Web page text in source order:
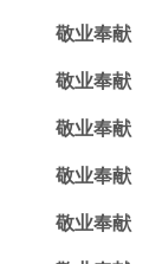
敬业奉献
敬业奉献
敬业奉献
敬业奉献
敬业奉献